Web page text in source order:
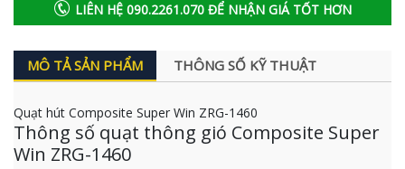
LIÊN HỆ 090.2261.070 ĐỂ NHẬN GIÁ TỐT HƠN
MÔ TẢ SẢN PHẨM THÔNG SỐ KỸ THUẬT
Quạt hút Composite Super Win ZRG-1460
Thông số quạt thông gió Composite Super
Win ZRG-1460